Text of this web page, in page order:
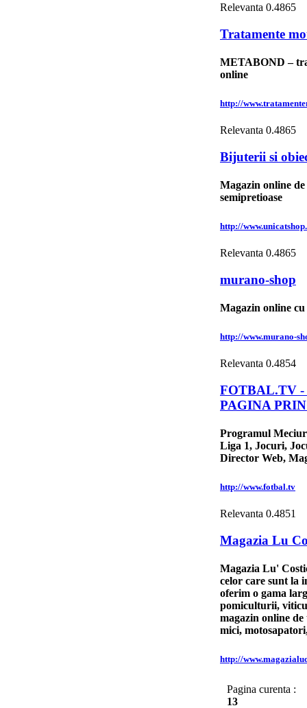
Relevanta 0.4865
Tratamente
METABOND –
online
http://
Relevanta 0.4865
Bijuterii si
Magazin online
semipretioase
http://
Relevanta 0.4865
murano-shop
Magazin online
http://www.murano-
Relevanta 0.4854
FOTBAL.TV
PAGINA
Programul
Liga 1, Jocuri,
Director Web,
http://www.fotbal.tv
Relevanta 0.4851
Magazia Lu
Magazia Lu'
celor care sunt la
oferim o gama
pomiculturii,
magazin online
mici,
http://
Pagina curenta :
13